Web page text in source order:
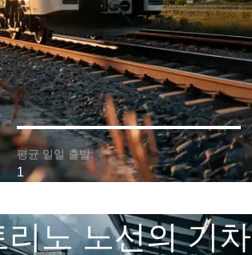
평균 일일 출발:
1
노 노선의 기차